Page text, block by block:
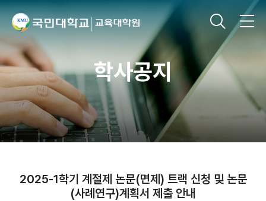
학사공지
2025-1학기 계절제 논문(면제) 트랙 신청 및 논문
(사례연구)계획서 제출 안내